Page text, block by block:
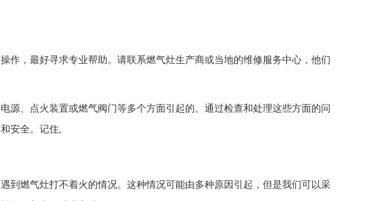
作，最好寻求专业帮助。请联系燃气灶生产商或当地的维修服务中心，他们
源、点火装置或燃气阀门等多个方面引起的。通过检查和处理这些方面的问
安全。记住,
到燃气灶打不着火的情况。这种情况可能由多种原因引起，但是我们可以采